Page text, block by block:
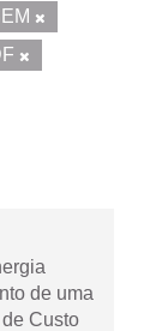
de uma
Custo